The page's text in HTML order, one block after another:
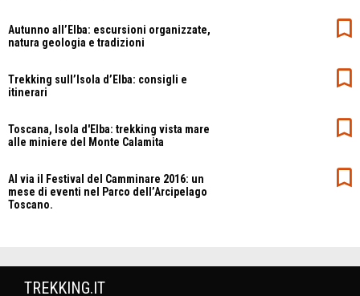
Autunno all’Elba: escursioni organizzate,
natura geologia e tradizioni
Trekking sull’Isola d’Elba: consigli e
itinerari
Toscana, Isola d'Elba: trekking vista mare
alle miniere del Monte Calamita
Al via il Festival del Camminare 2016: un
mese di eventi nel Parco dell’Arcipelago
Toscano.
TREKKING.IT